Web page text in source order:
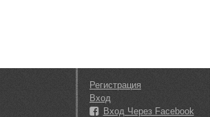
Регистрация
Вход
Вход Через Facebook